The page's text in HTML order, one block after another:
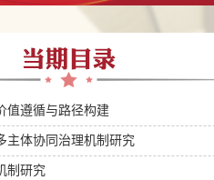
值遵循与路径构建
主体协同治理机制研究
制研究